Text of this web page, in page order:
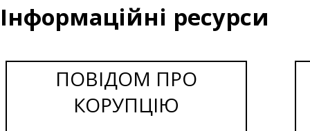
Інформаційні ресурси
ПОВІДОМ ПРО
КОРУПЦІЮ